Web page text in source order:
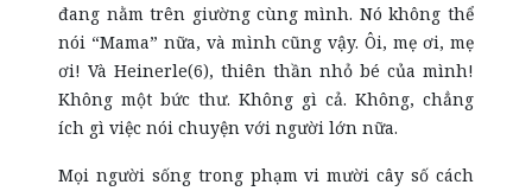
đang nằm trên giường cùng mình. Nó không thể
nói “Mama” nữa, và mình cũng vậy. Ôi, mẹ ơi, mẹ
ơi! Và Heinerle(6), thiên thần nhỏ bé của mình!
Không một bức thư. Không gì cả. Không, chẳng
ích gì việc nói chuyện với người lớn nữa.
Mọi người sống trong phạm vi mười cây số cách